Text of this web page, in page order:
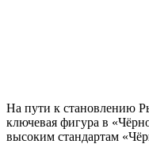
На пути к становлению
ключевая фигура в
высоким стандартам